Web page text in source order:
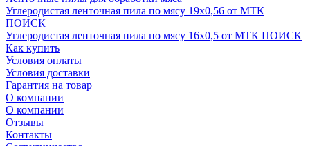
Углеродистая ленточная пила по мясу 19х0,56 от МТК
ПОИСК
Углеродистая ленточная пила по мясу 16х0,5 от МТК ПОИСК
Как купить
Условия оплаты
Условия доставки
Гарантия на товар
О компании
О компании
Отзывы
Контакты